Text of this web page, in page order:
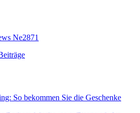
Ne2871
So bekommen Sie die Geschenke